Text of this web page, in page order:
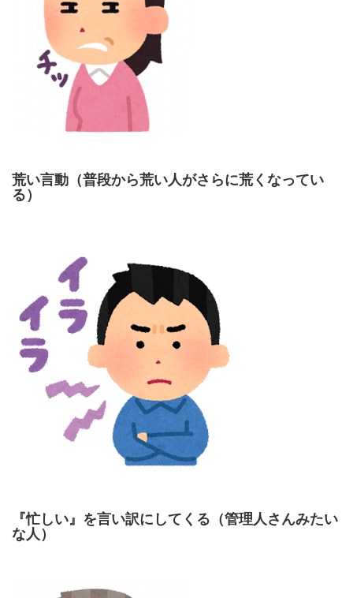
荒い言動（普段から荒い人がさらに荒くなってい
る）
『忙しい』を言い訳にしてくる（管理人さんみたい
な人）